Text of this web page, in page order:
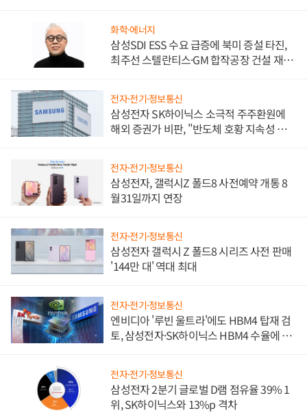
화학·에너지
삼성SDI ESS 수요 급증에 북미 증설 타진,
최주선 스텔란티스·GM 합작공장 건설 재추
전자·전기·정보통신
삼성전자 SK하이닉스 소극적 주주환원에
해외 증권가 비판, "반도체 호황 지속성 의
전자·전기·정보통신
삼성전자, 갤럭시Z 폴드8 사전예약 개통 8
월31일까지 연장
전자·전기·정보통신
삼성전자 갤럭시 Z 폴드8 시리즈 사전 판매
'144만 대' 역대 최대
전자·전기·정보통신
엔비디아 '루빈 울트라'에도 HBM4 탑재 검
토, 삼성전자·SK하이닉스 HBM4 수율에 주
전자·전기·정보통신
삼성전자 2분기 글로벌 D램 점유율 39% 1
위, SK하이닉스와 13%p 격차